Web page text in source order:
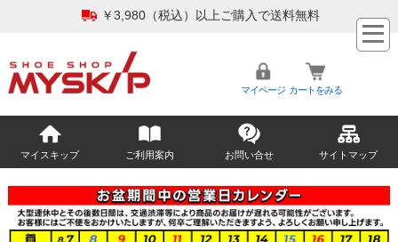
￥3,980（税込）以上ご購入で送料無料
マイページ カートをみる
マイスキップ ご利用案内 お問い合せ サイトマップ